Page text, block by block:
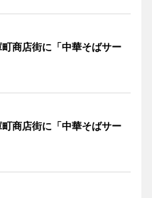
商店街に「中華そばサー
商店街に「中華そばサー